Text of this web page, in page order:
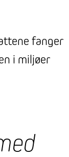
fanger
i miljøer